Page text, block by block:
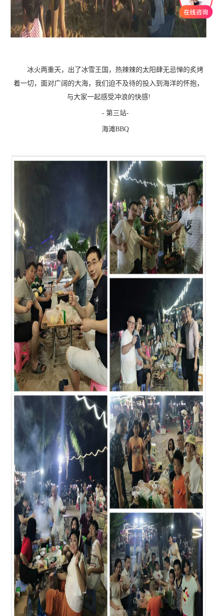
冰火两重天，出了冰雪王国，热辣辣的太阳肆无忌惮的炙烤
着一切，面对广阔的大海，我们迫不及待的投入到海洋的怀抱，
与大家一起感受冲浪的快感!
- 第三站-
海滩BBQ